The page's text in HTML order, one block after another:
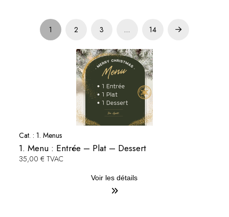
1 2 3 … 14 Next
Cat. : 1. Menus
1. Menu : Entrée – Plat – Dessert
35,00 € TVAC
Voir les détails